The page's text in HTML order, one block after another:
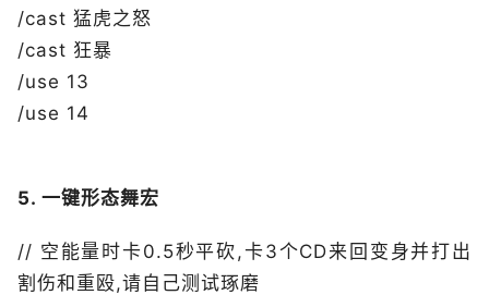
/cast 猛虎之怒
/cast 狂暴
/use 13
/use 14
5. 一键形态舞宏
// 空能量时卡0.5秒平砍,卡3个CD来回变身并打出
割伤和重殴,请自己测试琢磨